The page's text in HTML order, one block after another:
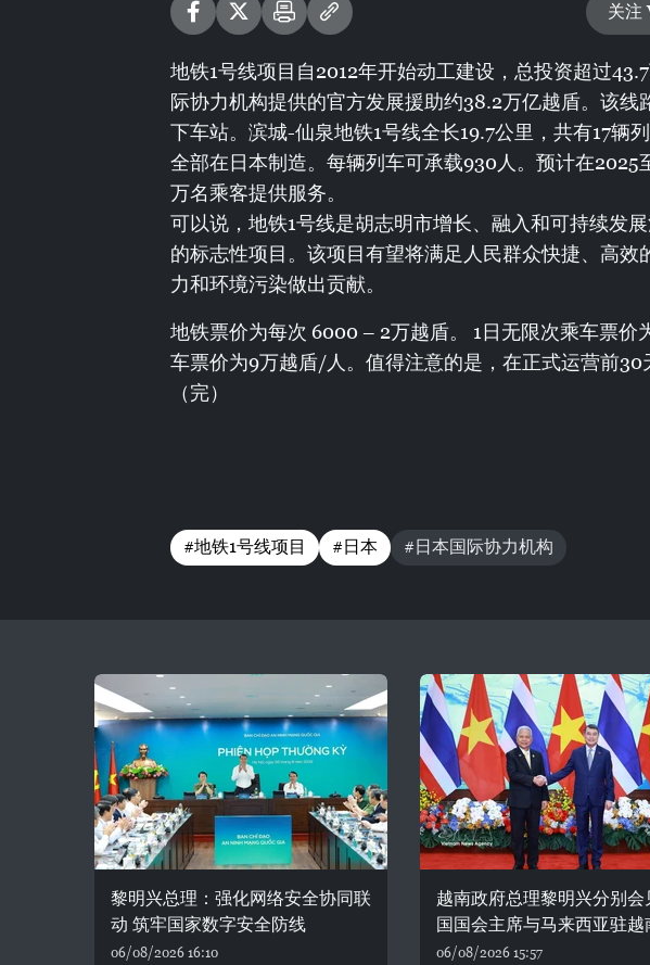
关注
地铁1号线项目自2012年开始动工建设，总投资超过
际协力机构提供的官方发展援助约38.2万亿越盾。该线
下车站。滨城-仙泉地铁1号线全长19.7公里，共有17辆
全部在日本制造。每辆列车可承载930人。预计在2025
万名乘客提供服务。
可以说，地铁1号线是胡志明市增长、融入和可持续发
的标志性项目。该项目有望将满足人民群众快捷、高效
力和环境污染做出贡献。
地铁票价为每次 6000 – 2万越盾。 1日无限次乘车票价
车票价为9万越盾/人。值得注意的是，在正式运营前30
（完）
#地铁1号线项目 #日本 #日本国际协力机构
黎明兴总理：强化网络安全协同联
动 筑牢国家数字安全防线
06/08/2026 16:10
越南政府总理黎明兴分别会
国国会主席与马来西亚驻越
06/08/2026 15:57